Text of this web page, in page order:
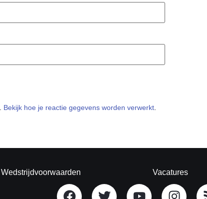
Bekijk hoe je reactie gegevens worden verwerkt
Wedstrijdvoorwaarden Vacatures